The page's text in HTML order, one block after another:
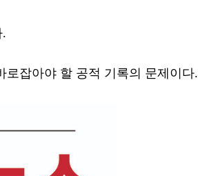
잡아야 할 공적 기록의 문제이다.